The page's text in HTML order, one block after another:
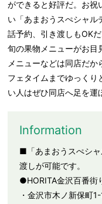
ができると好評だ。お祝
い「あまおうスぺシャル
話予約、引き渡しもOK
旬の果物メニューがお目
メニューなどは同店だ
フェタイムまでゆっくり
い人はぜひ同店へ足を運
Information
■「あまおうスぺシャ
渡しが可能です。
●HORITA金沢百番街
・金沢市木ノ新保町